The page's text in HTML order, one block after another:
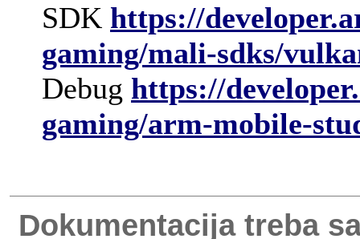
SDK https://
gaming/mali-sdks/
Debug https://
gaming/arm-mobile-
Dokumentacija treba